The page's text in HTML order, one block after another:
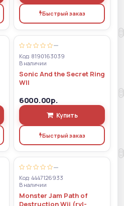
Быстрый заказ
—
Код: 8190163039
В наличии
Sonic And the Secret Ring
WII
6000.00р.
Купить
Быстрый заказ
—
Код: 4447126933
В наличии
Monster Jam Path of
Destruction Wii (rvl-